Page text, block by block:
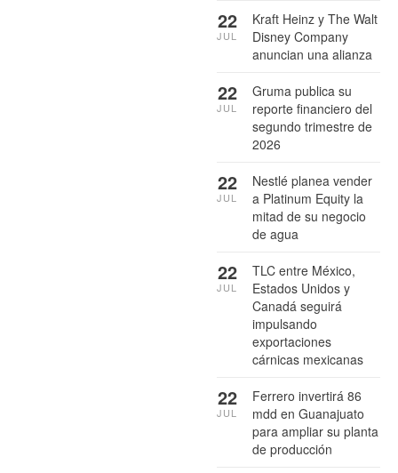
Kraft Heinz y The Walt
Disney Company
anuncian una alianza
22
JUL
Gruma publica su
reporte financiero del
segundo trimestre de
2026
22
JUL
Nestlé planea vender
a Platinum Equity la
mitad de su negocio
de agua
22
JUL
TLC entre México,
Estados Unidos y
Canadá seguirá
impulsando
exportaciones
cárnicas mexicanas
22
JUL
Ferrero invertirá 86
mdd en Guanajuato
para ampliar su planta
de producción
22
JUL